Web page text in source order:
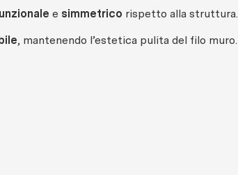
e simmetrico rispetto alla struttura.
, mantenendo l’estetica pulita del filo muro.